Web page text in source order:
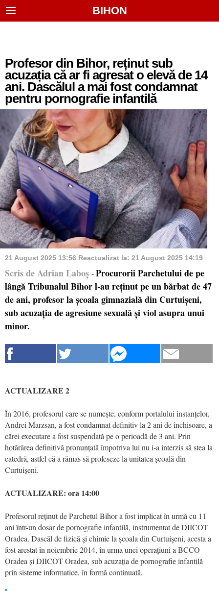
BIHON
Profesor din Bihor, reținut sub
acuzația că ar fi agresat o elevă de 14
ani. Dascălul a mai fost condamnat
pentru pornografie infantilă
21 August 2025 13:56 Reactualizat la: 21 August 2025 14:19
Scris de Adrian Laboș - Procurorii Parchetului de pe
lângă Tribunalul Bihor l-au reținut pe un bărbat de 47
de ani, profesor la școala gimnazială din Curtuișeni,
sub acuzația de agresiune sexuală și viol asupra unui
minor.
ACTUALIZARE 2
În 2016, profesorul care se numește, conform portalului instanțelor,
Andrei Marzsan, a fost condamnat definitiv la 2 ani de închisoare, a
cărei executare a fost suspendată pe o perioadă de 3 ani. Prin
hotărârea definitivă pronunțată împotriva lui nu i-a interzis să stea la
catedră, astfel că a rămas să profeseze la unitatea școală din
Curtuișeni.
ACTUALIZARE: ora 14:00
Profesorul reținut de Parchetul Bihor a fost implicat în urmă cu 11
ani într-un dosar de pornografie infantilă, instrumentat de DIICOT
Oradea. Dascăl de fizică şi chimie la şcoala din Curtuişeni, acesta a
fost arestat în noiembrie 2014, în urma unei operațiuni a BCCO
Oradea și DIICOT Oradea, sub acuzația de pornografie infantilă
prin sisteme informatice, în formă continuată,